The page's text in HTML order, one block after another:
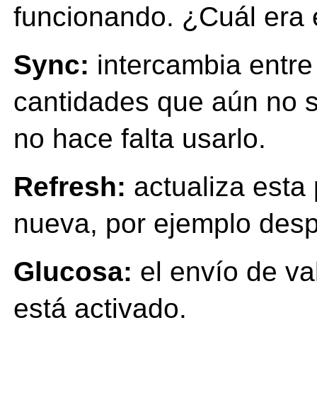
funcionando. ¿Cuál era
Sync: intercambia
cantidades que aún no
no hace falta usarlo.
Refresh: actualiza esta
nueva, por ejemplo
Glucosa: el envío de
está activado.